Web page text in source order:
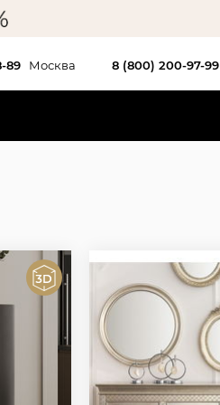
89 Москва 8 (800) 200-97-99